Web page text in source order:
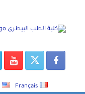
Français